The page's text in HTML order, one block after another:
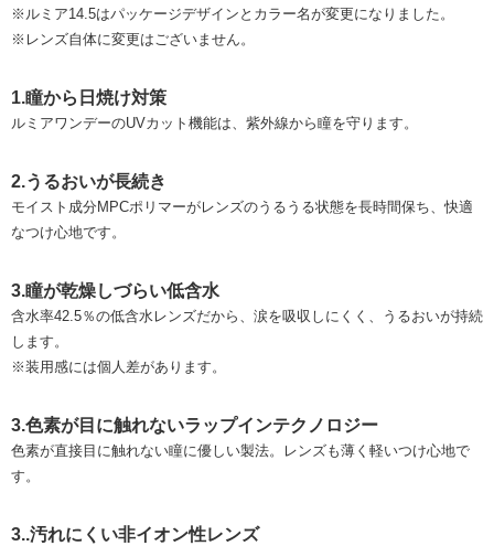
※ルミア14.5はパッケージデザインとカラー名が変更になりました。
※レンズ自体に変更はございません。
1.瞳から日焼け対策
ルミアワンデーのUVカット機能は、紫外線から瞳を守ります。
2.うるおいが長続き
モイスト成分MPCポリマーがレンズのうるうる状態を長時間保ち、快適
なつけ心地です。
3.瞳が乾燥しづらい低含水
含水率42.5％の低含水レンズだから、涙を吸収しにくく、うるおいが持続
します。
※装用感には個人差があります。
3.色素が目に触れないラップインテクノロジー
色素が直接目に触れない瞳に優しい製法。レンズも薄く軽いつけ心地で
す。
3..汚れにくい非イオン性レンズ